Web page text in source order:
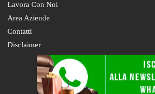
Lavora Con Noi
Area Aziende
Contatti
Disclaimer